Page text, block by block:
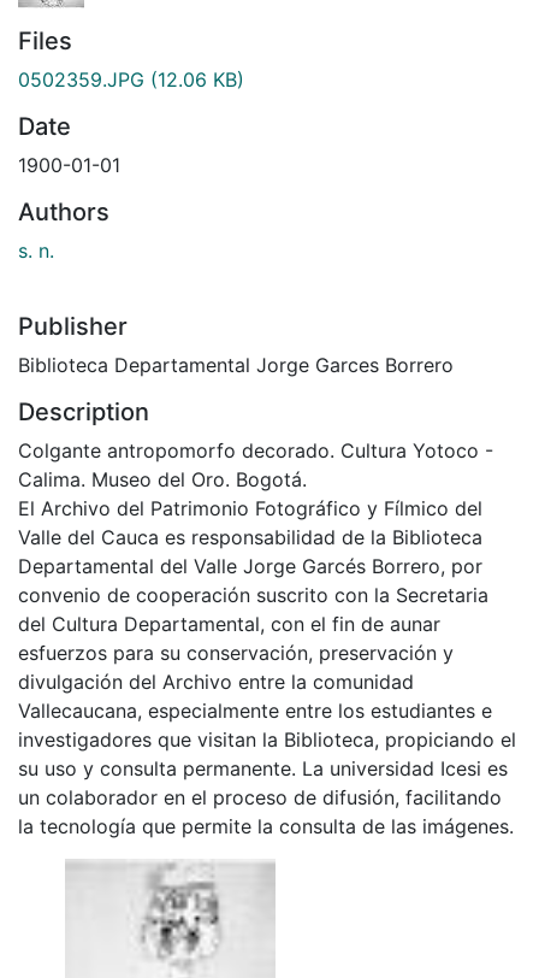
Files
0502359.JPG (12.06 KB)
Date
1900-01-01
Authors
s. n.
Publisher
Biblioteca Departamental Jorge Garces Borrero
Description
Colgante antropomorfo decorado. Cultura Yotoco -
Calima. Museo del Oro. Bogotá.
El Archivo del Patrimonio Fotográfico y Fílmico del
Valle del Cauca es responsabilidad de la Biblioteca
Departamental del Valle Jorge Garcés Borrero, por
convenio de cooperación suscrito con la Secretaria
del Cultura Departamental, con el fin de aunar
esfuerzos para su conservación, preservación y
divulgación del Archivo entre la comunidad
Vallecaucana, especialmente entre los estudiantes e
investigadores que visitan la Biblioteca, propiciando el
su uso y consulta permanente. La universidad Icesi es
un colaborador en el proceso de difusión, facilitando
la tecnología que permite la consulta de las imágenes.